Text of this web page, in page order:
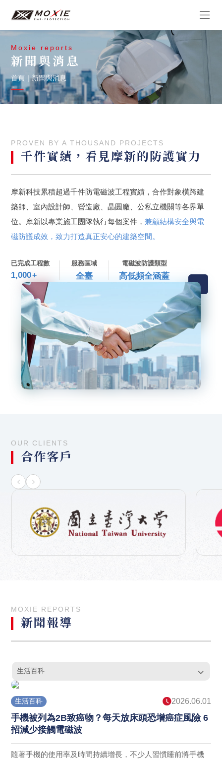
Moxie reports
新聞與消息
首頁 ｜新聞與消息
PROVEN BY A THOUSAND PROJECTS
千件實績，看見摩新的防護實力
摩新科技累積超過千件防電磁波工程實績，合作對象橫跨建
築師、室內設計師、營造廠、晶圓廠、公私立機關等各界單
位。摩新以專業施工團隊執行每個案件，兼顧結構安全與電
磁防護成效，致力打造真正安心的建築空間。
已完成工程數
1,000+
服務區域
全臺
電磁波防護類型
高低頻全涵蓋
OUR CLIENTS
合作客戶
MOXIE REPORTS
新聞報導
生活百科
生活百科 2026.06.01
手機被列為2B致癌物？每天放床頭恐增癌症風險 6
招減少接觸電磁波
隨著手機的使用率及時間持續增長，不少人習慣睡前將手機